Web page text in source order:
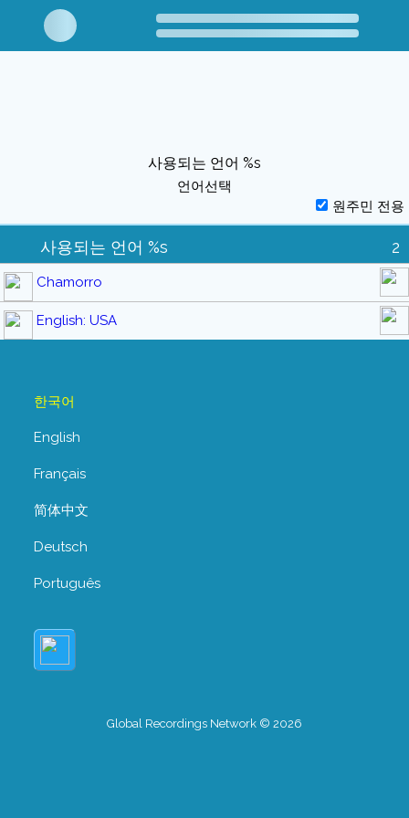
사용되는 언어 %s
언어선택
원주민 전용
사용되는 언어 %s 2
Chamorro
English: USA
한국어
English
Français
简体中文
Deutsch
Português
Global Recordings Network © 2026